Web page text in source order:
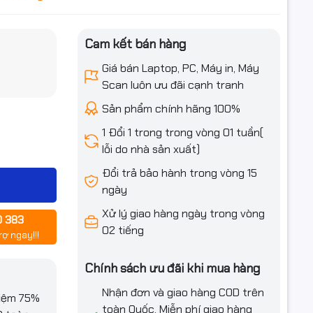
383
ngay!!!
75%
Cam kết bán hàng
Giá bán Laptop, PC, Máy in, Máy
Scan luôn ưu đãi cạnh tranh
Sản phẩm chính hãng 100%
1 Đổi 1 trong trong vòng 01 tuần(
lỗi do nhà sản xuất)
Đổi trả bảo hành trong vòng 15
ngày
Xử lý giao hàng ngày trong vòng
02 tiếng
Chính sách ưu đãi khi mua hàng
Nhận đơn và giao hàng COD trên
toàn Quốc. Miễn phí giao hàng
ưu đãi